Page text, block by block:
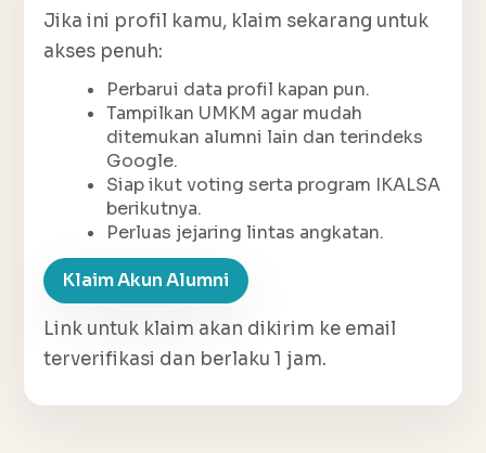
Jika ini profil kamu, klaim sekarang untuk
akses penuh:
Perbarui data profil kapan pun.
Tampilkan UMKM agar mudah
ditemukan alumni lain dan terindeks
Google.
Siap ikut voting serta program IKALSA
berikutnya.
Perluas jejaring lintas angkatan.
Klaim Akun Alumni
Link untuk klaim akan dikirim ke email
terverifikasi dan berlaku 1 jam.